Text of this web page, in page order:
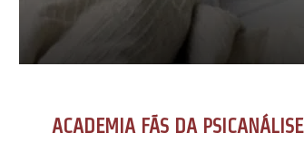
ACADEMIA FÃS DA PSICANÁLISE